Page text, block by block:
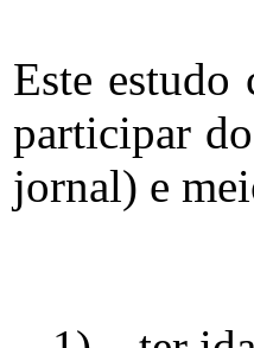
Este estudo
participar
jornal) e